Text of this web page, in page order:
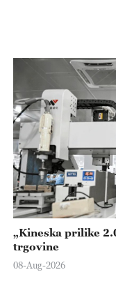
„Kineska prilike
trgovine
08-Aug-2026